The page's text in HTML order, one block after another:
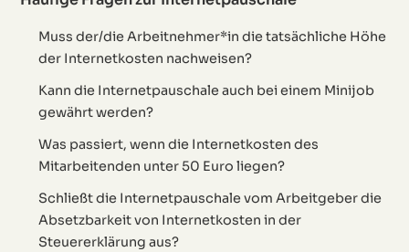
Muss der/die Arbeitnehmer*in die tatsächliche Höhe
der Internetkosten nachweisen?
Kann die Internetpauschale auch bei einem Minijob
gewährt werden?
Was passiert, wenn die Internetkosten des
Mitarbeitenden unter 50 Euro liegen?
Schließt die Internetpauschale vom Arbeitgeber die
Absetzbarkeit von Internetkosten in der
Steuererklärung aus?